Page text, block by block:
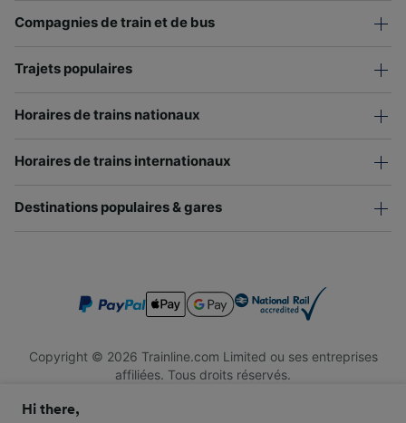
Compagnies de train et de bus
Trajets populaires
Horaires de trains nationaux
Horaires de trains internationaux
Destinations populaires & gares
Copyright © 2026 Trainline.com Limited ou ses entreprises
affiliées. Tous droits réservés.
de Galles. Numéro d'immatriculation : 3846791. Siège social : 1
Hi there,